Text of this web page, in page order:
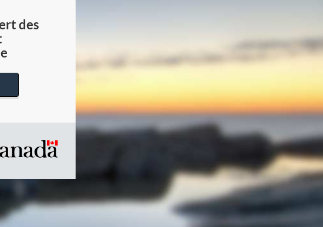
des
/
Symbole
gouvernement